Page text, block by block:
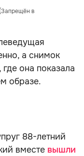
в
а снимок
она показала
образе.
88-летний